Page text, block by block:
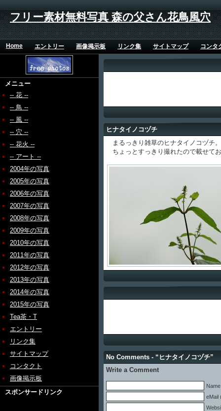
フリー素材無料写真 森の父さん花鳥風穴
Home エントリー 画像掲示板 リンク集 サイトマップ コンタ
メニュー
-- 花 --
-- 鳥 --
-- 風 --
-- 穴 --
-- 花火 --
-- アート --
2004年の写真
2005年の写真
2006年の写真
2007年の写真
2008年の写真
2009年の写真
2010年の写真
2011年の写真
2012年の写真
2013年の写真
2014年の写真
2015年の写真
Tea茶・T
エントリー
リンク集
サイトマップ
コンタクト
画像掲示板
スポンサードリンク
ヒナタイノコヅチ
まるっきり雑草のヒナタイノコヅチ
ちょっとすっきり撮れたので載せて
No Comments - “ヒナタイノコヅチ”
Write a Comment
eMail